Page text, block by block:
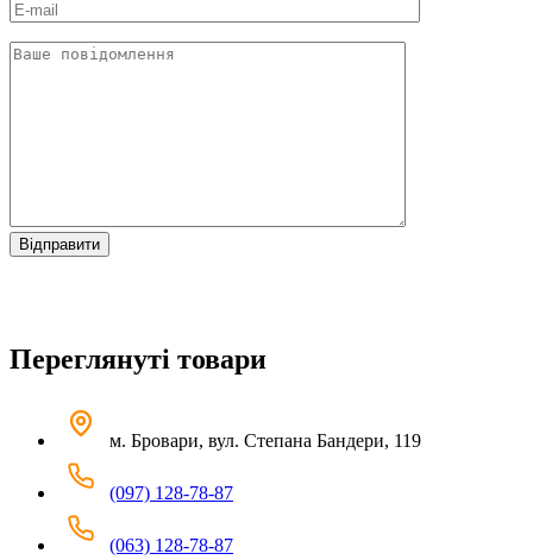
Переглянуті товари
м. Бровари, вул. Степана Бандери, 119
(097) 128-78-87
(063) 128-78-87